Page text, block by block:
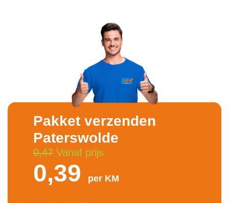
Pakket verzenden
Paterswolde
0,47Vanaf prijs
0,39 per KM